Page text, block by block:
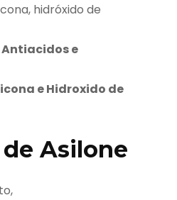
hidróxido de
Antiacidos e
e Hidroxido de
Asilone